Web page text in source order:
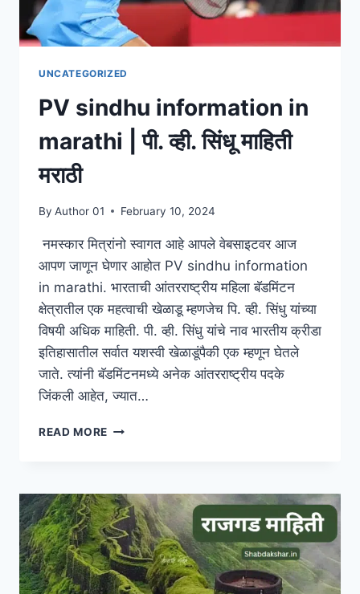
UNCATEGORIZED
PV sindhu information in
marathi | पी. व्ही. सिंधू माहिती
मराठी
By Author 01 February 10, 2024
नमस्कार मित्रांनो स्वागत आहे आपले वेबसाइटवर आज
आपण जाणून घेणार आहोत PV sindhu information
in marathi. भारताची आंतरराष्ट्रीय महिला बॅडमिंटन
क्षेत्रातील एक महत्वाची खेळाडू म्हणजेच पि. व्ही. सिंधु यांच्या
विषयी अधिक माहिती. पी. व्ही. सिंधु यांचे नाव भारतीय क्रीडा
इतिहासातील सर्वात यशस्वी खेळाडूंपैकी एक म्हणून घेतले
जाते. त्यांनी बॅडमिंटनमध्ये अनेक आंतरराष्ट्रीय पदके
जिंकली आहेत, ज्यात…
READ MORE PV
MARATHI
|
पी.
व्ही.
सिंधू
माहिती